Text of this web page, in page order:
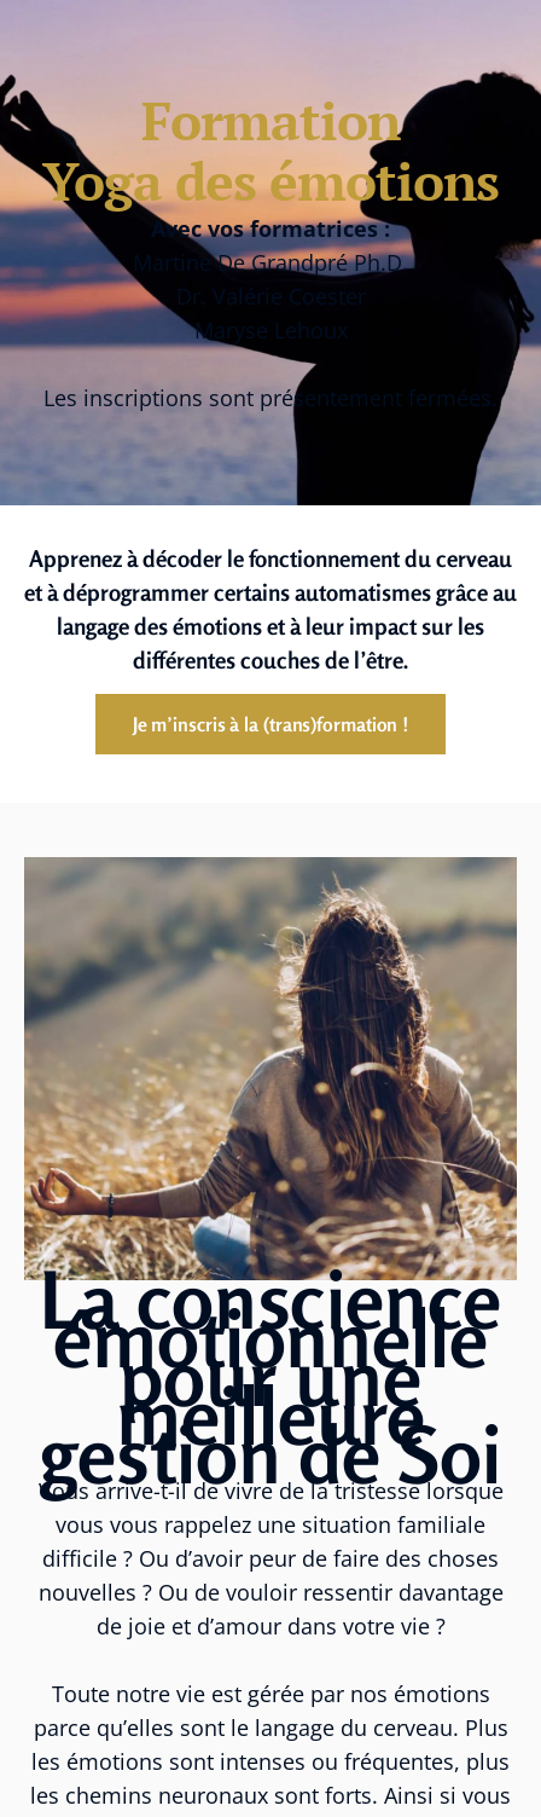
Formation
Yoga des émotions
Avec vos formatrices :
Martine De Grandpré Ph.D.
Dr. Valérie Coester
Maryse Lehoux
Les inscriptions sont présentement fermées.
Apprenez à décoder le fonctionnement du cerveau
et à déprogrammer certains automatismes grâce au
langage des émotions et à leur impact sur les
différentes couches de l’être.
Je m’inscris à la (trans)formation !
La conscience
émotionnelle
pour une
meilleure
gestion de Soi
Vous arrive-t-il de vivre de la tristesse lorsque
vous vous rappelez une situation familiale
difficile ? Ou d’avoir peur de faire des choses
nouvelles ? Ou de vouloir ressentir davantage
de joie et d’amour dans votre vie ?
Toute notre vie est gérée par nos émotions
parce qu’elles sont le langage du cerveau. Plus
les émotions sont intenses ou fréquentes, plus
les chemins neuronaux sont forts. Ainsi si vous